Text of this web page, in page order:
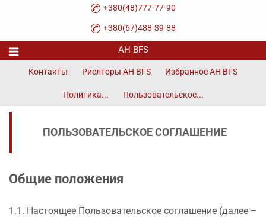
+380(48)777-77-90
+380(67)488-39-88
Контакты Риелторы АН BFS Избранное АН BFS
Политика... Пользовательское...
ПОЛЬЗОВАТЕЛЬСКОЕ СОГЛАШЕНИЕ
Общие положения
1.1. Настоящее Пользовательское соглашение (далее –